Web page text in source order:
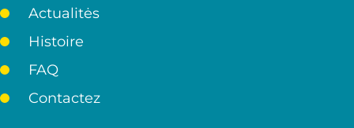
Actualitės
Histoire
FAQ
Contactez